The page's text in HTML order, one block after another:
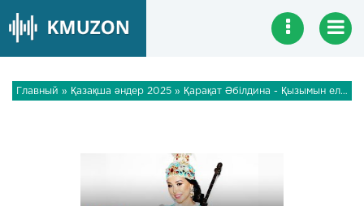
Главный » Қазақша әндер 2025 » Қарақат Әбілдина - Қызымын елдің